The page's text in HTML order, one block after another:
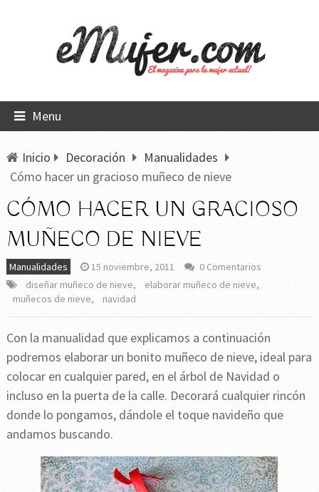
Menu
Inicio Decoración
Manualidades
Cómo hacer un gracioso muñeco de nieve
CÓMO HACER UN GRACIOSO
MUÑECO DE NIEVE
Manualidades 15 noviembre, 2011
0 Comentarios
diseñar muñeco de nieve, elaborar muñeco de nieve,
muñecos de nieve, navidad
Con la manualidad que explicamos a continuación
podremos elaborar un bonito muñeco de nieve, ideal para
colocar en cualquier pared, en el árbol de Navidad o
incluso en la puerta de la calle. Decorará cualquier rincón
donde lo pongamos, dándole el toque navideño que
andamos buscando.